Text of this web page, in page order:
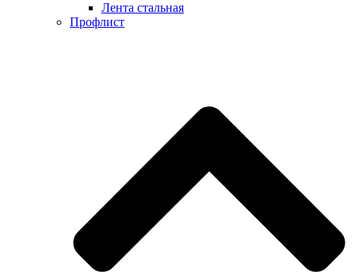
Лента стальная
Профлист